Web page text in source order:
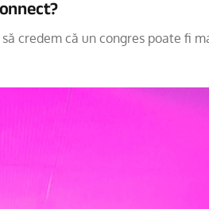
credem că un congres poate fi